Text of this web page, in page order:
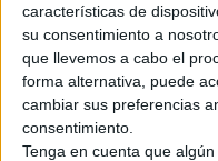
características de
su consentimiento a
que llevemos a cabo el
forma alternativa, puede
cambiar sus preferencias
consentimiento.
Tenga en cuenta que
Madrid
Barcelona
Valencia